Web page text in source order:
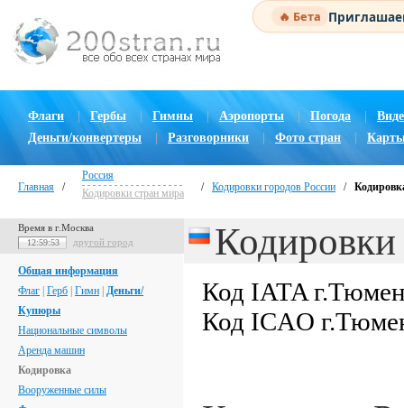
🔥 Бета
Флаги Гербы Гимны | Аэропорты Погода |
Деньги/конвертеры
Разговорники Фото стран
Главная /
Россия
Кодировки стран мира
/ Кодировки городов России /
Время в г.Москва
12:59:54 другой город
Общая информация
Флаг Герб Гимн Деньги/
Купюры
Национальные символы
Аренда машин
Кодировка
Вооруженные силы
Код IATA
Код ICAO